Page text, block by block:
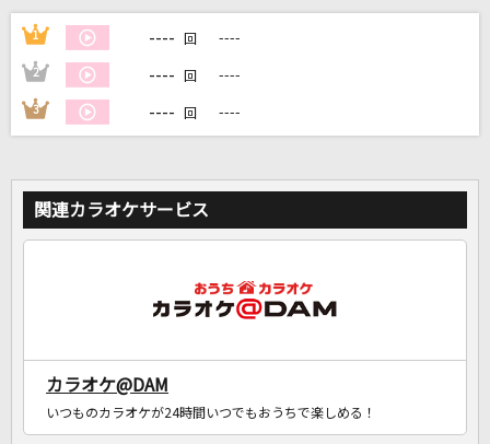
1 ---- 回 ----
2 ---- 回 ----
3 ---- 回 ----
関連カラオケサービス
カラオケ@DAM
いつものカラオケが24時間いつでもおうちで楽しめる！